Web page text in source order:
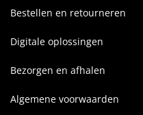
Bestellen en retourneren
Digitale oplossingen
Bezorgen en afhalen
Algemene voorwaarden